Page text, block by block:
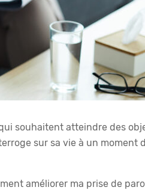
souhaitent atteindre des
sur sa vie à un moment
améliorer ma prise de